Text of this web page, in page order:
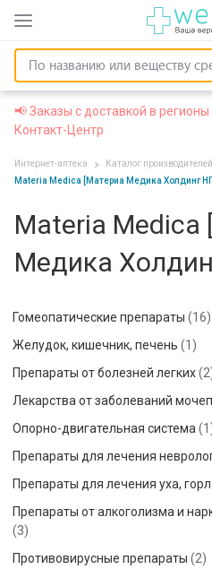
📢 Заказы с доставкой в
Контакт-Центр
Интернет-аптека
Каталог
Materia Medica [Материа Медика Холдинг
Materia Medica
Медика
Гомеопатические препараты (16)
Желудок, кишечник, печень (1)
Препараты от болезней легких
Лекарства от заболеваний
Опорно-двигательная система
Препараты для лечения
Препараты для лечения уха,
Препараты от алкоголизма и
(3)
Противовирусные препараты (2)